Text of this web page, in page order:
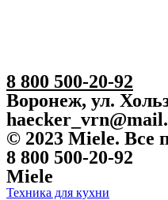
8 800 500-20-92
Воронеж, ул.
© 2023 Miele. Все
8 800 500-20-92
Miele
Техника для кухни